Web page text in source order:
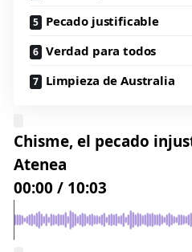
Pecado justificable
Verdad para todos
Limpieza de Australia
Chisme, el pecado
Atenea
00:00 / 10:03